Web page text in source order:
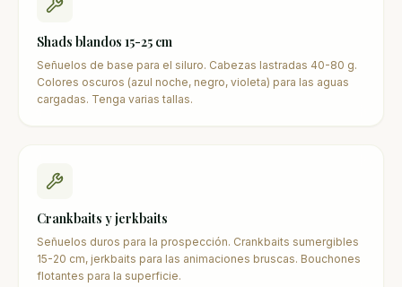
Shads blandos 15-25 cm
Señuelos de base para el siluro. Cabezas lastradas 40-80 g.
Colores oscuros (azul noche, negro, violeta) para las aguas
cargadas. Tenga varias tallas.
Crankbaits y jerkbaits
Señuelos duros para la prospección. Crankbaits sumergibles
15-20 cm, jerkbaits para las animaciones bruscas. Bouchones
flotantes para la superficie.